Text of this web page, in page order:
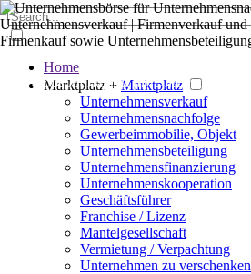
Der große Marktplatz für Unternehmen
Home
Marktplatz + Marktplatz
Unternehmensverkauf
Unternehmensnachfolge
Gewerbeimmobilie, Objekt
Unternehmensbeteiligung
Unternehmensfinanzierung
Unternehmenskooperation
Geschäftsführer
Franchise / Lizenz
Mantelgesellschaft
Vermietung / Verpachtung
Unternehmen zu verschenken